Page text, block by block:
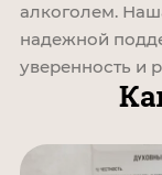
алкоголем.
надежной
уверенность и